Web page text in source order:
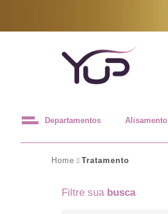
Departamentos Alisamento
Home Tratamento
Filtre sua busca